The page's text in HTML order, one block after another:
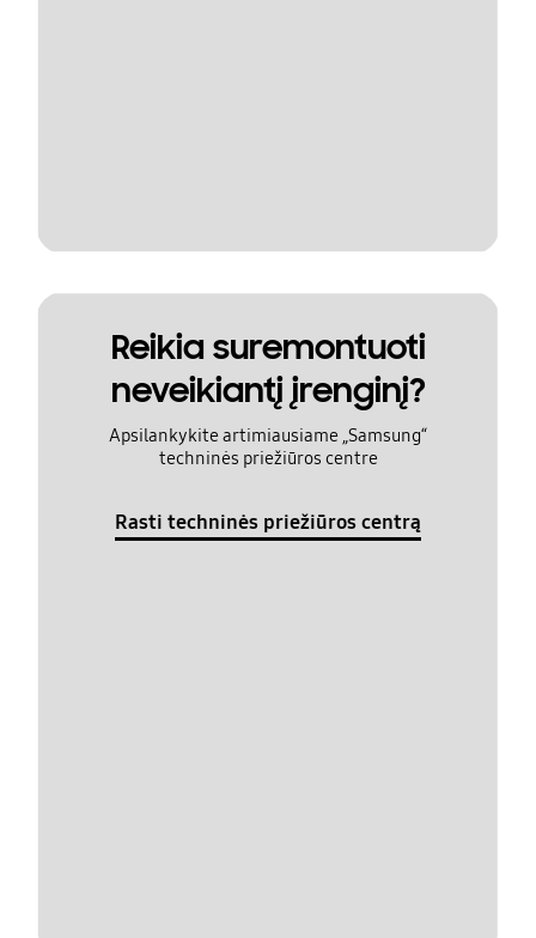
Reikia suremontuoti
neveikiantį įrenginį?
Apsilankykite artimiausiame „Samsung“
techninės priežiūros centre
Rasti techninės priežiūros centrą